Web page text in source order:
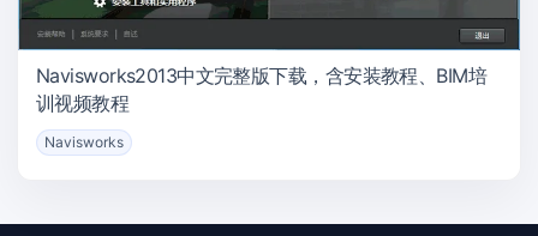
Navisworks2013中文完整版下载，含安装教程、BIM培
训视频教程
Navisworks